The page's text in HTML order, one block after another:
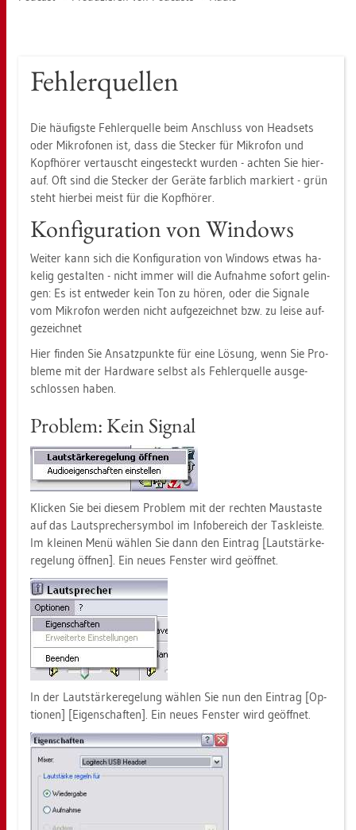
Feh­ler­quel­len
Die häu­figs­te Feh­ler­quel­le beim An­schluss von Head­sets
oder Mi­kro­fo­nen ist, dass die Ste­cker für Mi­kro­fon und
Kopf­hö­rer ver­tauscht ein­ge­steckt wur­den - ach­ten Sie hier­
auf. Oft sind die Ste­cker der Ge­rä­te farb­lich mar­kiert - grün
steht hier­bei meist für die Kopf­hö­rer.
Kon­fi­gu­ra­ti­on von Win­dows
Wei­ter kann sich die Kon­fi­gu­ra­ti­on von Win­dows etwas ha­
ke­lig ge­stal­ten - nicht immer will die Auf­nah­me so­fort ge­lin­
gen: Es ist ent­we­der kein Ton zu hören, oder die Si­gna­le
vom Mi­kro­fon wer­den nicht auf­ge­zeich­net bzw. zu leise auf­
ge­zeich­net
Hier fin­den Sie An­satz­punk­te für eine Lö­sung, wenn Sie Pro­
ble­me mit der Hard­ware selbst als Feh­ler­quel­le aus­ge­
schlos­sen haben.
Pro­blem: Kein Si­gnal
Kli­cken Sie bei die­sem Pro­blem mit der rech­ten Maus­tas­te
auf das Laut­spre­cher­sym­bol im In­fo­be­reich der Tas­kleis­te.
Im klei­nen Menü wäh­len Sie dann den Ein­trag [Laut­stär­ke­
re­ge­lung öff­nen]. Ein neues Fens­ter wird ge­öff­net.
In der Laut­stär­ke­re­ge­lung wäh­len Sie nun den Ein­trag [Op­
tio­nen] [Ei­gen­schaf­ten]. Ein neues Fens­ter wird ge­öff­net.